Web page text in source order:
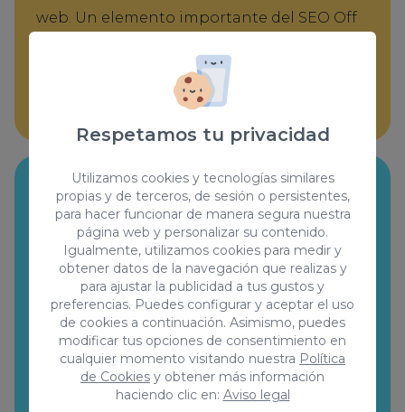
Respetamos tu privacidad
Utilizamos cookies y tecnologías similares
propias y de terceros, de sesión o persistentes,
para hacer funcionar de manera segura nuestra
página web y personalizar su contenido.
Igualmente, utilizamos cookies para medir y
obtener datos de la navegación que realizas y
para ajustar la publicidad a tus gustos y
preferencias. Puedes configurar y aceptar el uso
de cookies a continuación. Asimismo, puedes
modificar tus opciones de consentimiento en
cualquier momento visitando nuestra Política
de Cookies y obtener más información
haciendo clic en: Aviso legal
web. Un elemento importante del SEO Off
utilizada con el fin de generar el mayor
número de enlaces hacia tu web.
Seguimiento de enlaces
No solo ponemos en marcha tu proyecto,
también realizamos un seguimiento
exhaustivo de los enlaces. Observamos
cómo están funcionando, analizamos el